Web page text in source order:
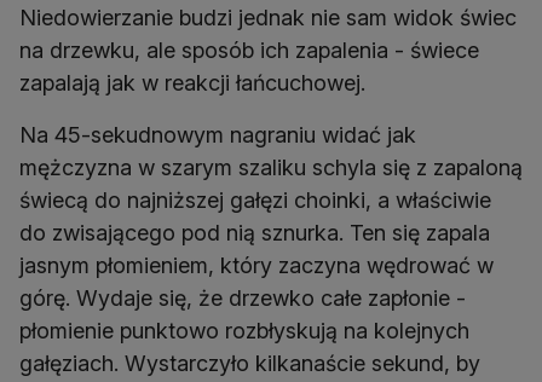
Niedowierzanie budzi jednak nie sam widok świec
na drzewku, ale sposób ich zapalenia - świece
zapalają jak w reakcji łańcuchowej.
Na 45-sekudnowym nagraniu widać jak
mężczyzna w szarym szaliku schyla się z zapaloną
świecą do najniższej gałęzi choinki, a właściwie
do zwisającego pod nią sznurka. Ten się zapala
jasnym płomieniem, który zaczyna wędrować w
górę. Wydaje się, że drzewko całe zapłonie -
płomienie punktowo rozbłyskują na kolejnych
gałęziach. Wystarczyło kilkanaście sekund, by